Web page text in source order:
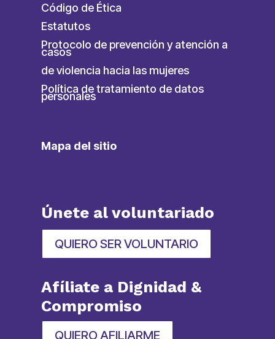
Código de Ética
Estatutos
Protocolo de prevención y atención a
casos
de violencia hacia las mujeres
Política de tratamiento de datos
personales
Mapa del sitio
Únete al voluntariado
QUIERO SER VOLUNTARIO
Afíliate a Dignidad &
Compromiso
QUIERO AFILIARME